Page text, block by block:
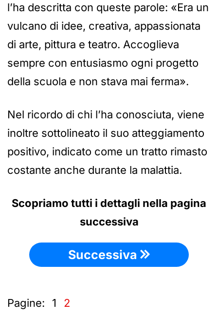
l’ha descritta con queste parole: «Era un
vulcano di idee, creativa, appassionata
di arte, pittura e teatro. Accoglieva
sempre con entusiasmo ogni progetto
della scuola e non stava mai ferma».
Nel ricordo di chi l’ha conosciuta, viene
inoltre sottolineato il suo atteggiamento
positivo, indicato come un tratto rimasto
costante anche durante la malattia.
Scopriamo tutti i dettagli nella pagina
successiva
Successiva
Pagine: 1 2